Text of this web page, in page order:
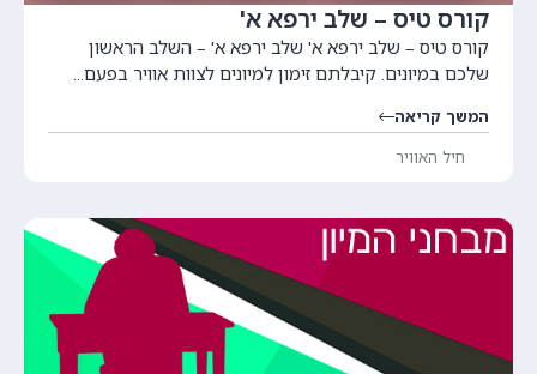
קורס טיס – שלב ירפא א'
קורס טיס – שלב ירפא א' שלב ירפא א' – השלב הראשון
שלכם במיונים. קיבלתם זימון למיונים לצוות אוויר בפעם...
המשך קריאה
חיל האוויר